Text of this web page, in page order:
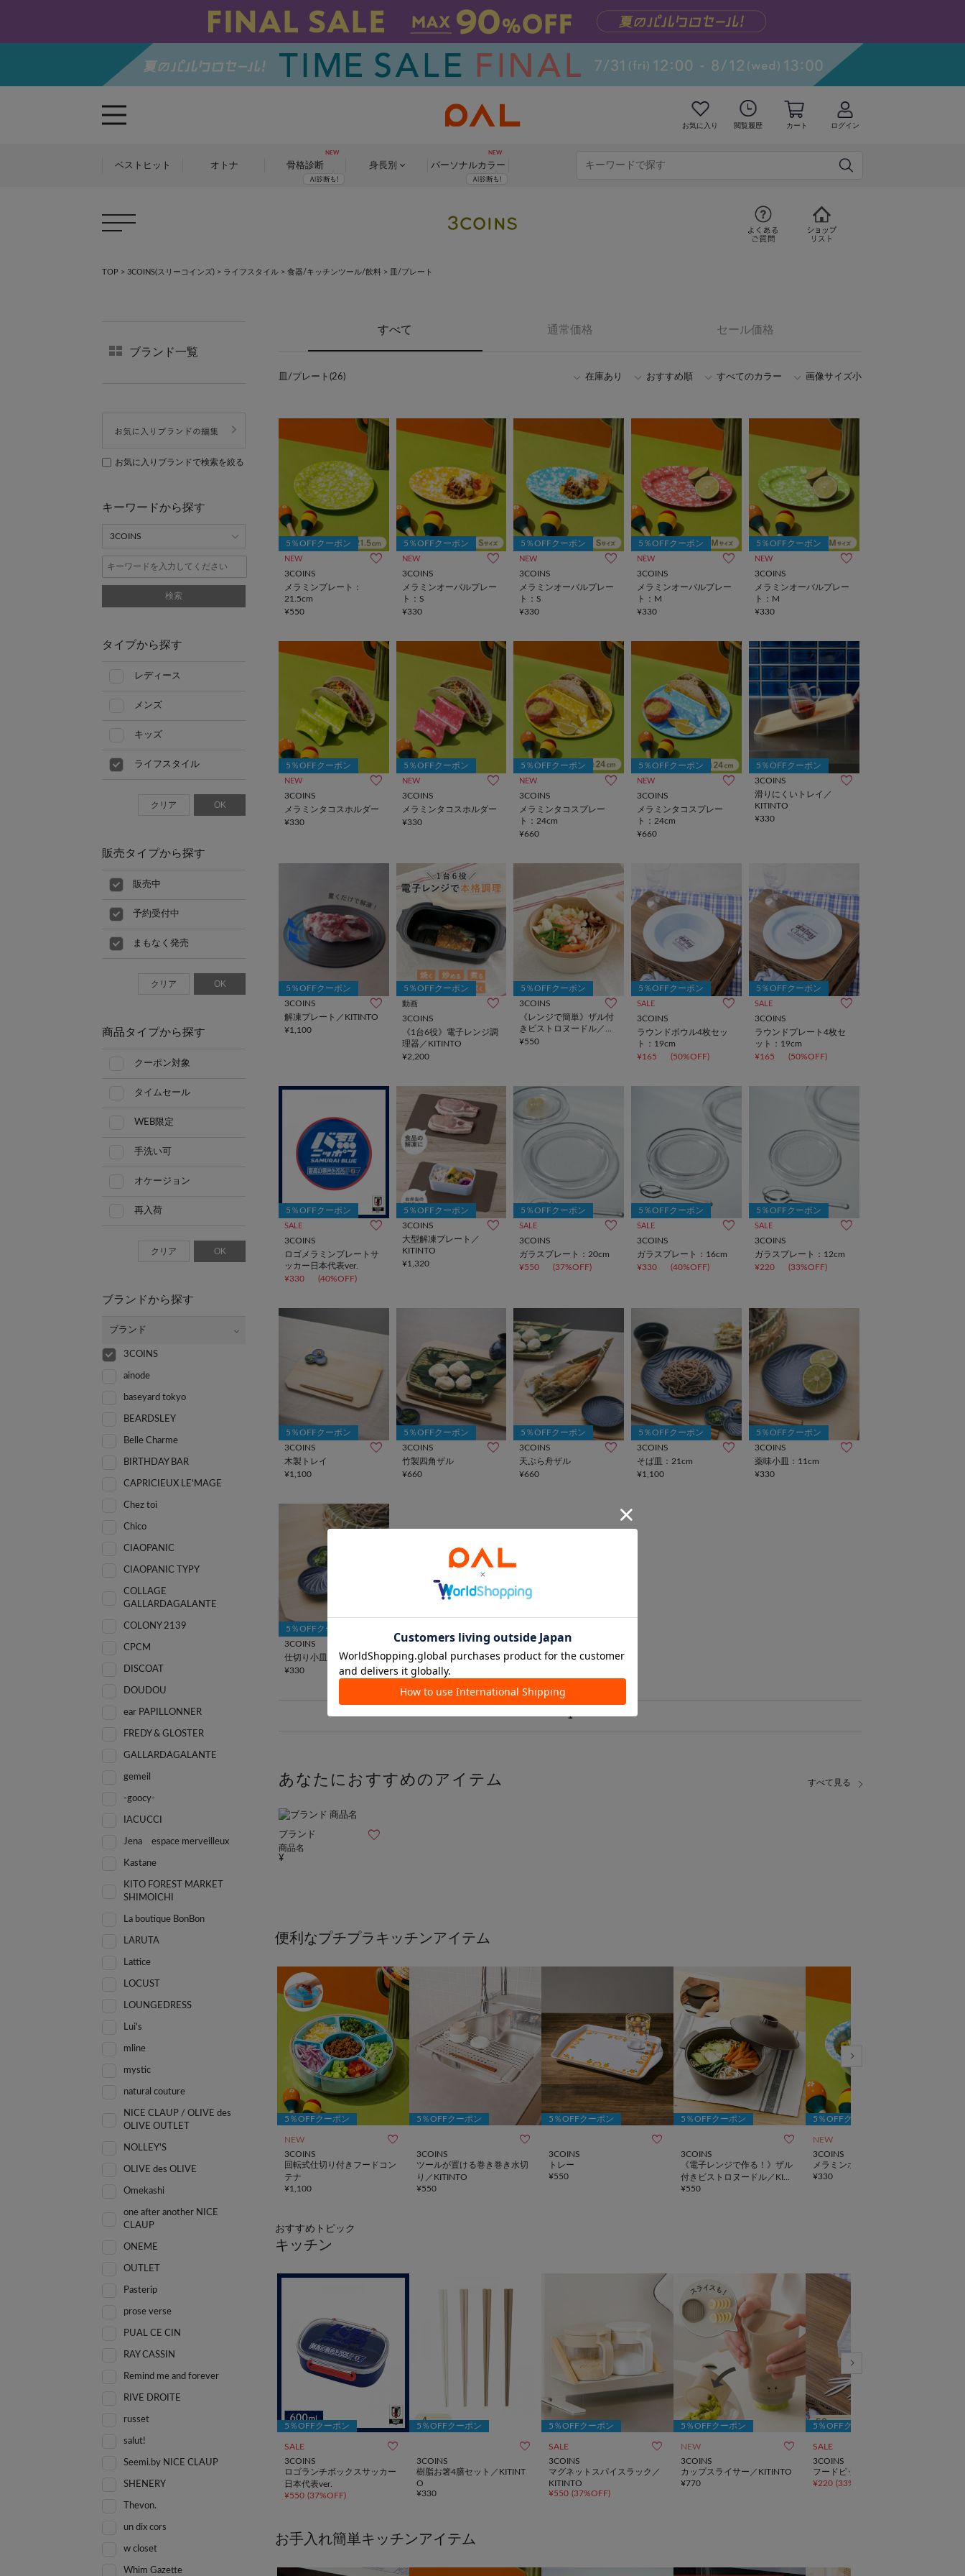
お気に入り 閲覧履歴 カート ログイン
ベストヒット オトナ 骨格診断 身長別 パーソナルカラー
TOP > 3COINS(スリーコインズ) > ライフスタイル > 食器/キッチンツール/飲料 > 皿/プレート
すべて 通常価格 セール価格
皿/プレート(26) 在庫あり おすすめ順 すべてのカラー 画像サイズ小
5％OFFクーポン
NEW
3COINS
メラミンプレート：
21.5cm
¥550
5％OFFクーポン
NEW
3COINS
メラミンオーバルプレー
ト：S
¥330
5％OFFクーポン
NEW
3COINS
メラミンオーバルプレー
ト：S
¥330
5％OFFクーポン
NEW
3COINS
メラミンオーバルプレー
ト：M
¥330
5％OFFクーポン
NEW
3COINS
メラミンオーバルプレー
ト：M
¥330
5％OFFクーポン
NEW
3COINS
メラミンタコスホルダー
¥330
5％OFFクーポン
NEW
3COINS
メラミンタコスホルダー
¥330
5％OFFクーポン
NEW
3COINS
メラミンタコスプレー
ト：24cm
¥660
5％OFFクーポン
NEW
3COINS
メラミンタコスプレー
ト：24cm
¥660
5％OFFクーポン
3COINS
滑りにくいトレイ／
KITINTO
¥330
5％OFFクーポン
3COINS
解凍プレート／KITINTO
¥1,100
5％OFFクーポン
動画
3COINS
《1台6役》電子レンジ調
理器／KITINTO
¥2,200
5％OFFクーポン
3COINS
《レンジで簡単》ザル付
きビストロヌードル／
KITINTO
¥550
5％OFFクーポン
SALE
3COINS
ラウンドボウル4枚セッ
ト：19cm
¥165
(50%OFF)
5％OFFクーポン
SALE
3COINS
ラウンドプレート4枚セ
ット：19cm
¥165
(50%OFF)
5％OFFクーポン
SALE
3COINS
ロゴメラミンプレートサ
ッカー日本代表ver.
¥330
(40%OFF)
5％OFFクーポン
3COINS
大型解凍プレート／
KITINTO
¥1,320
5％OFFクーポン
SALE
3COINS
ガラスプレート：20cm
¥550
(37%OFF)
5％OFFクーポン
SALE
3COINS
ガラスプレート：16cm
¥330
(40%OFF)
5％OFFクーポン
SALE
3COINS
ガラスプレート：12cm
¥220
(33%OFF)
5％OFFクーポン
3COINS
木製トレイ
¥1,100
5％OFFクーポン
3COINS
竹製四角ザル
¥660
5％OFFクーポン
3COINS
天ぷら舟ザル
¥660
5％OFFクーポン
3COINS
そば皿：21cm
¥1,100
5％OFFクーポン
3COINS
薬味小皿：11cm
¥330
5％OFFクーポン
3COINS
仕切り小皿
¥330
1
あなたにおすすめのアイテム
ブランド
商品名
便利なプチプラキッチンアイテム
5％OFFクーポン
NEW 
3COINS
回転式仕切り付きフードコン
テナ
¥1,100
5％OFFクーポン

3COINS
ツールが置ける巻き巻き水切
り／KITINTO
¥550
5％OFFクーポン

3COINS
トレー
¥550
5％OFFクーポン

3COINS
《電子レンジで作る！》ザル
付きビストロヌードル／KITI
NTO
¥550
5％OFFクーポン
NEW
3COINS
メラミンボウル：350ml
¥330
おすすめトピック
キッチン
5％OFFクーポン
SALE 
3COINS
ロゴランチボックスサッカー
日本代表ver.
¥550 (37%OFF)
5％OFFクーポン

3COINS
樹脂お箸4膳セット／KITINT
O
¥330
5％OFFクーポン
SALE 
3COINS
マグネットスパイスラック／
KITINTO
¥550 (37%OFF)
5％OFFクーポン
NEW 
3COINS
カップスライサー／KITINTO
¥770
5％OFFクーポン
SALE
3COINS
フードピック
¥220 (33%OFF
お手入れ簡単キッチンアイテム
ブランド一覧
お気に入りブランドで検索を絞る
キーワードから探す
検索
タイプから探す
レディース
メンズ
キッズ
ライフスタイル
クリア OK
販売タイプから探す
販売中
予約受付中
まもなく発売
クリア OK
商品タイプから探す
クーポン対象
タイムセール
WEB限定
手洗い可
オケージョン
再入荷
クリア OK
ブランドから探す
ブランド
3COINS
ainode
baseyard tokyo
BEARDSLEY
Belle Charme
BIRTHDAY BAR
CAPRICIEUX LE'MAGE
Chez toi
Chico
CIAOPANIC
CIAOPANIC TYPY
COLLAGE
GALLARDAGALANTE
COLONY 2139
CPCM
DISCOAT
DOUDOU
ear PAPILLONNER
FREDY & GLOSTER
GALLARDAGALANTE
gemeil
-goocy-
IACUCCI
Jena espace merveilleux
Kastane
KITO FOREST MARKET
SHIMOICHI
La boutique BonBon
LARUTA
Lattice
LOCUST
LOUNGEDRESS
Lui's
mline
mystic
natural couture
NICE CLAUP / OLIVE des
OLIVE OUTLET
NOLLEY'S
OLIVE des OLIVE
Omekashi
one after another NICE
CLAUP
ONEME
OUTLET
Pasterip
prose verse
PUAL CE CIN
RAY CASSIN
Remind me and forever
RIVE DROITE
russet
salut!
Seemi.by NICE CLAUP
SHENERY
Thevon.
un dix cors
w closet
Whim Gazette